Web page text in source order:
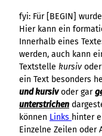
fyi: Für [BEGIN]
Hier kann ein
Innerhalb eines
werden, auch kann
Textstelle kursivoder
ein Text besonders
und kursivoder gar
unterstrichen
können Links hinter
Einzelne Zeilen oder